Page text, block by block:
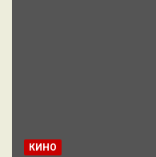
КИНО